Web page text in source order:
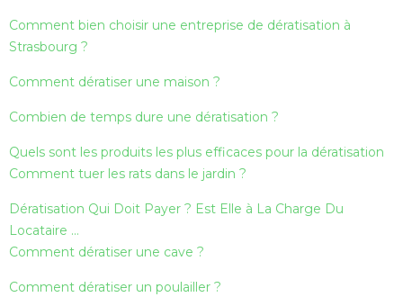
Comment bien choisir une entreprise de dératisation à
Strasbourg ?
Comment dératiser une maison ?
Combien de temps dure une dératisation ?
Quels sont les produits les plus efficaces pour la dératisation
Comment tuer les rats dans le jardin ?
Dératisation Qui Doit Payer ? Est Elle à La Charge Du
Locataire …
Comment dératiser une cave ?
Comment dératiser un poulailler ?